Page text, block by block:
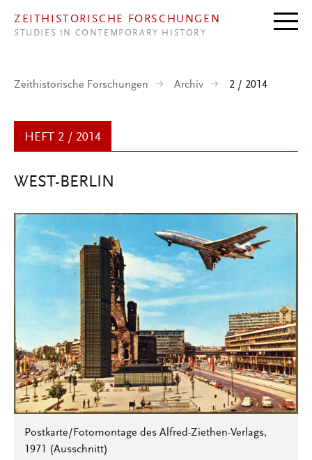
ZEITHISTORISCHE FORSCHUNGEN
STUDIES IN CONTEMPORARY HISTORY
Zeithistorische Forschungen Archiv 2 / 2014
HEFT 2 / 2014
WEST-BERLIN
Postkarte/Fotomontage des Alfred-Ziethen-Verlags,
1971 (Ausschnitt)